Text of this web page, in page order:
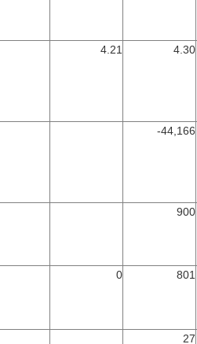
4.21 4.30
-44,166
900
0 801
27